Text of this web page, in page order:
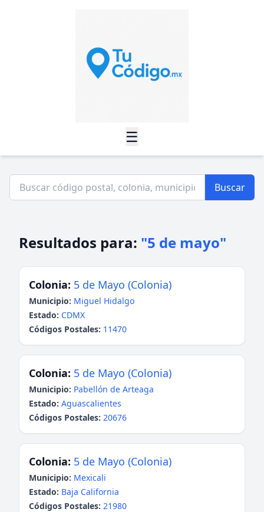
☰
Buscar
Resultados para: "5 de mayo"
Colonia: 5 de Mayo (Colonia)
Municipio: Miguel Hidalgo
Estado: CDMX
Códigos Postales: 11470
Colonia: 5 de Mayo (Colonia)
Municipio: Pabellón de Arteaga
Estado: Aguascalientes
Códigos Postales: 20676
Colonia: 5 de Mayo (Colonia)
Municipio: Mexicali
Estado: Baja California
Códigos Postales: 21980